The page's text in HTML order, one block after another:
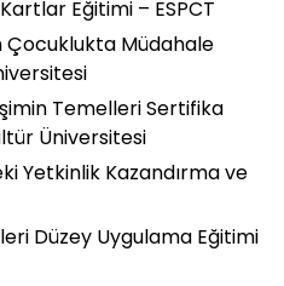
Eğitimi – ESPCT
Çocuklukta Müdahale
Temelleri Sertifika
Üniversitesi
Yetkinlik Kazandırma ve
Düzey Uygulama Eğitimi